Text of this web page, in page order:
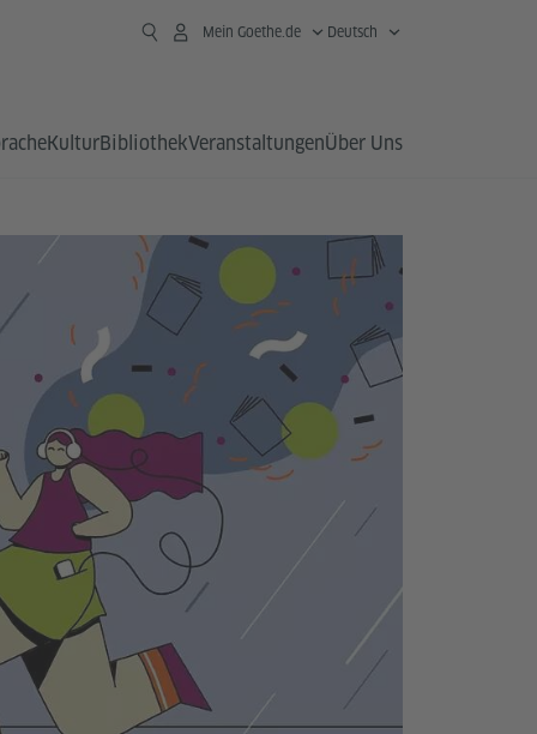
Mein Goethe.de Deutsch
KulturBibliothekVeranstaltungenÜber Uns